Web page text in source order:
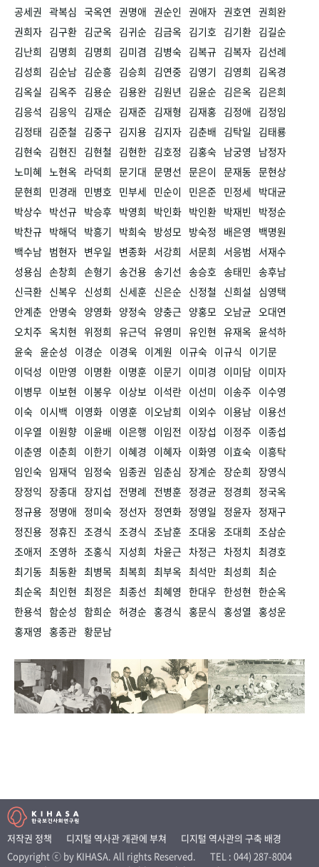
공세권 곽복심 국옥연 권명애 권순인 권애자 권호연 권희완
권희자 김구환 김군옥 김귀순 김금옥 김기호 김기환 김길순
김난희
김명희 김명희 김미겸 김병숙 김복규 김복자 김선례
김성희
김순남 김순흥 김승희 김연중 김영기 김영희
김옥경
김옥실
김옥주 김용순 김용완 김원년 김윤순 김은옥 김은희
김응석
김응익 김재순 김재준 김재형 김재홍 김정애 김정임
김정태 김준철 김중구 김지용 김지자 김춘배 김탁일
김태룡
김현숙 김현진 김현철 김현한 김호정 김홍숙 남궁영
남정자
노미혜 노현옥 라덕희 문기대 문명선 문은이 문재동 문현상
문현희
민경래 민병호 민부세 민순이 민은준 민정세 박대균
박상수 박선규 박승후 박영희 박인화 박인환 박재빈
박정순
박찬규 박해덕 박흥기 박희숙 방성모 방숙정 배은영
백명원
백수남 범현자 변우일 변종화 서강희 서문희 서응범
서재수
성용심 손창희 손형기 송건용 송기선 송승호 송태민 송후남
신극환 신복우 신성희 신세훈 신은순 신정철 신희설
심영택
안계춘 안명숙 양영화 양정숙 양충근 양홍모 오남균 오대연
오치주 옥치현 위정희 유근덕 유영미 유인현 유재옥 윤석하
윤숙 윤순성 이경순 이경욱 이계원 이규숙 이규식
이기문
이덕성
이만영 이명환 이명훈 이문기 이미경 이미담 이미자
이병무 이보현 이봉우 이상보 이석란 이선미 이송주 이수영
이숙 이시백 이영화 이영훈 이오남희 이외수 이용남 이용선
이우열
이원향 이윤배 이은행 이임전 이장섭 이정주 이종섭
이춘영
이춘희 이한기 이혜경 이혜자 이화영 이효숙 이흥탁
임인숙 임재덕 임정숙 임종권 임춘심 장계순 장순희 장영식
장정익 장종대 장지섭 전명례 전병훈 정경균 정경희
정국옥
정규용 정명애 정미숙 정선자 정연화 정영일 정윤자 정재구
정진용 정휴진 조경식 조경식 조남훈 조대웅 조대희 조삼순
조애저 조영하 조홍식 지성희 차윤근 차정근 차정치 최경호
최기동 최동환 최병목 최복희 최부옥 최석만 최성희 최순
최순옥 최인현 최정은 최종선 최혜영 한대우 한성현 한순옥
한용석 함순성 함희순 허경순 홍경식 홍문식 홍성열 홍성운
홍재영 홍종관 황문남
저작권 정책 디지털 역사관 개관에 부쳐
디지털 역사관의 구축 배경
Copyright ⓒ by KIHASA. All rights Reserved.
TEL : 044) 287-8004